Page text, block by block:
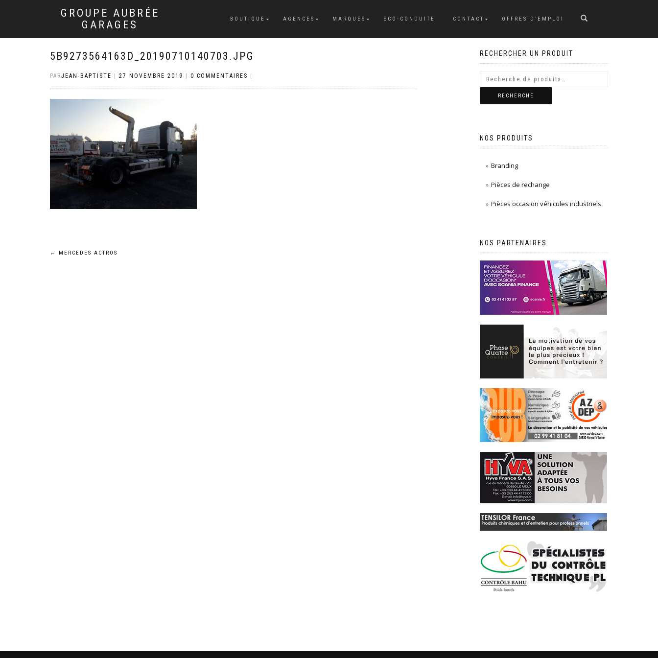
GROUPE AUBRÉE
GARAGES
BOUTIQUE AGENCES MARQUES ECO-CONDUITE CONTACT OFFRES D’EMPLOI
5B9273564163D_20190710140703.JPG
PARJEAN-BAPTISTE 27 NOVEMBRE 2019 0 COMMENTAIRES
Navigation
← MERCEDES ACTROS
RECHERCHER UN PRODUIT
RECHERCHE
NOS PRODUITS
Branding
Pièces de rechange
Pièces occasion véhicules industriels
NOS PARTENAIRES